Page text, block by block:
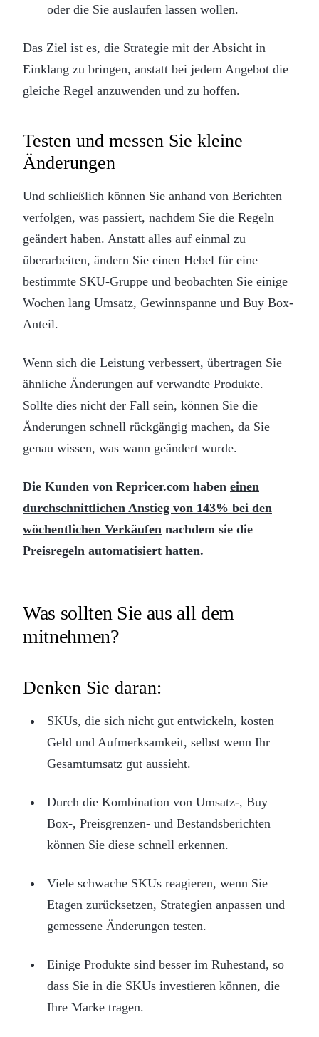
oder die Sie auslaufen lassen wollen.
Das Ziel ist es, die Strategie mit der Absicht in
Einklang zu bringen, anstatt bei jedem Angebot die
gleiche Regel anzuwenden und zu hoffen.
Testen und messen Sie kleine
Änderungen
Und schließlich können Sie anhand von Berichten
verfolgen, was passiert, nachdem Sie die Regeln
geändert haben. Anstatt alles auf einmal zu
überarbeiten, ändern Sie einen Hebel für eine
bestimmte SKU-Gruppe und beobachten Sie einige
Wochen lang Umsatz, Gewinnspanne und Buy Box-
Anteil.
Wenn sich die Leistung verbessert, übertragen Sie
ähnliche Änderungen auf verwandte Produkte.
Sollte dies nicht der Fall sein, können Sie die
Änderungen schnell rückgängig machen, da Sie
genau wissen, was wann geändert wurde.
Die Kunden von Repricer.com haben einen
durchschnittlichen Anstieg von 143% bei den
wöchentlichen Verkäufen nachdem sie die
Preisregeln automatisiert hatten.
Was sollten Sie aus all dem
mitnehmen?
Denken Sie daran:
SKUs, die sich nicht gut entwickeln, kosten
Geld und Aufmerksamkeit, selbst wenn Ihr
Gesamtumsatz gut aussieht.
Durch die Kombination von Umsatz-, Buy
Box-, Preisgrenzen- und Bestandsberichten
können Sie diese schnell erkennen.
Viele schwache SKUs reagieren, wenn Sie
Etagen zurücksetzen, Strategien anpassen und
gemessene Änderungen testen.
Einige Produkte sind besser im Ruhestand, so
dass Sie in die SKUs investieren können, die
Ihre Marke tragen.